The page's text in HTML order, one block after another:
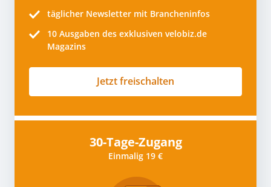
täglicher Newsletter mit Brancheninfos
10 Ausgaben des exklusiven velobiz.de
Magazins
Jetzt freischalten
30-Tage-Zugang
Einmalig 19 €